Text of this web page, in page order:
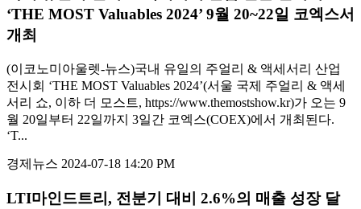
‘THE MOST Valuables 2024’ 9월 20~22일 코엑스서
개최
(이코노미아울렛-뉴스)국내 유일의 주얼리 & 액세서리 산업
전시회 ‘THE MOST Valuables 2024’(서울 국제 주얼리 & 액세
서리 쇼, 이하 더 모스트, https://www.themostshow.kr)가 오는 9
월 20일부터 22일까지 3일간 코엑스(COEX)에서 개최된다.
‘T...
경제뉴스 2024-07-18 14:20 PM
LTI마인드트리, 전분기 대비 2.6%의 매출 성장 달